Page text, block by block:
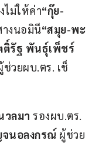
ไม่ให้ค่า“กุ๊ย-
างนอมินี“สมุย-พะ
ติ์รัฐ พันธุ์เพ็ชร์
ช่วยผบ.ตร. เช็
วลมา รองผบ.ตร.
นอลงกรณ์ ผู้ช่วย